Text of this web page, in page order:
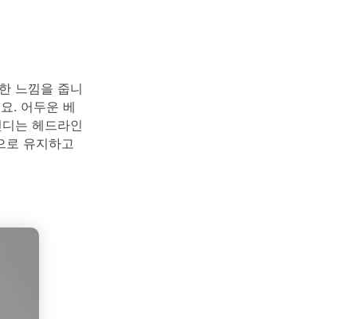
느낌을 줍니
. 어두운 베
는 헤드라인
로 유지하고